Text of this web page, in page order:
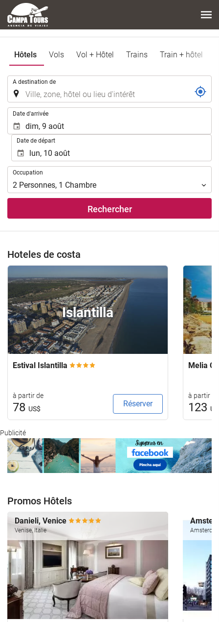
Hôtels Vols Vol + Hôtel Trains Train + hôtel
A destination de
Date d'arrivée
Date de départ
Occupation
Occupation
2 Personnes, 1 Chambre
Rechercher
Hoteles de costa
Islantilla
Estival Islantilla
à partir de
78 US$
Réserver
Melia
à partir de
123
Publicité
Promos Hôtels
Danieli, Venice
Venise, Italie